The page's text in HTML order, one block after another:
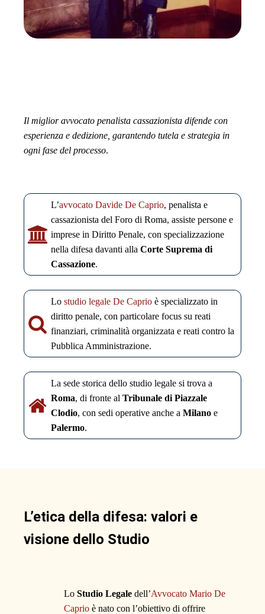
Il miglior avvocato penalista cassazionista difende con
esperienza e dedizione, garantendo tutela e strategia in
ogni fase del processo.
L’avvocato Davide De Caprio, penalista e
cassazionista del Foro di Roma, assiste persone e
imprese in Diritto Penale, con specializzazione
nella difesa davanti alla Corte Suprema di
Cassazione.
Lo studio legale De Caprio è specializzato in
diritto penale, con particolare focus su reati
finanziari, criminalità organizzata e reati contro la
Pubblica Amministrazione.
La sede storica dello studio legale si trova a
Roma, di fronte al Tribunale di Piazzale
Clodio, con sedi operative anche a Milano e
Palermo.
L’etica della difesa: valori e
visione dello Studio
Lo Studio Legale dell’Avvocato Mario De
Caprio è nato con l’obiettivo di offrire